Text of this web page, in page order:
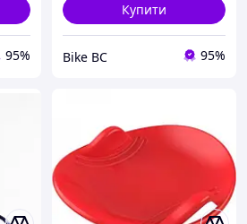
95%
Купити
Bike BC 95%